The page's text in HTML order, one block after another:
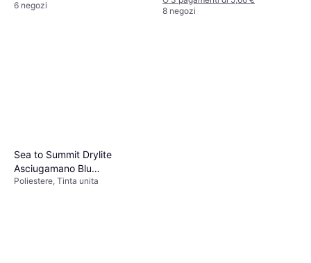
6 negozi
8 negozi
Sea to Summit Drylite
Asciugamano Blu
(150x75cm)
Poliestere, Tinta unita